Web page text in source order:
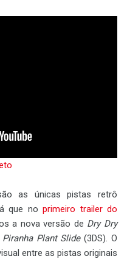
as únicas pistas retrô
que no primeiro trailer do
a nova versão de Dry Dry
Piranha Plant Slide(3DS). O
entre as pistas originais